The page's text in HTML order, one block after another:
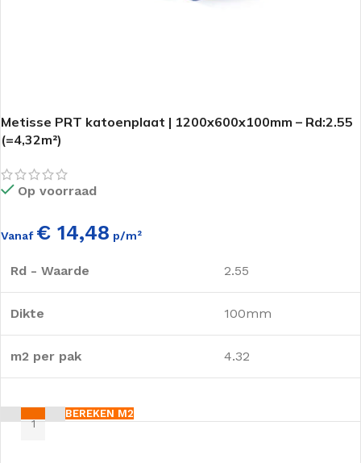
Metisse PRT katoenplaat | 1200x600x100mm – Rd:2.55
(=4,32m²)
Op voorraad
Vanaf € 14,48 p/m²
Rd - Waarde 2.55
Dikte 100mm
m2 per pak 4.32
BEREKEN M2